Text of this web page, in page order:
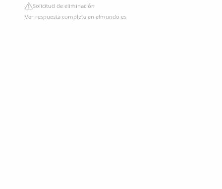
Solicitud de eliminación
Ver respuesta completa en elmundo.es